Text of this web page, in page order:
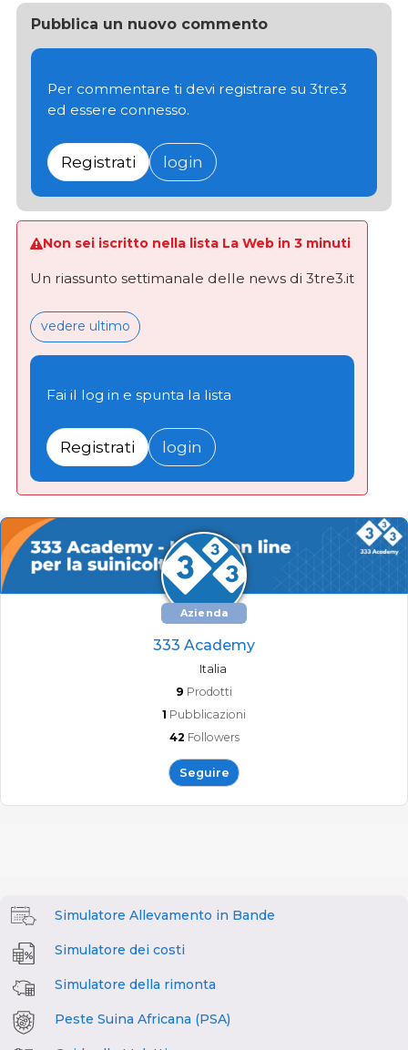
Pubblica un nuovo commento
Per commentare ti devi registrare su 3tre3
ed essere connesso.
Registrati login
Non sei iscritto nella lista La Web in 3 minuti
Un riassunto settimanale delle news di 3tre3.it
vedere ultimo
Fai il log in e spunta la lista
Registrati login
Azienda
333 Academy
Italia
9 Prodotti
1 Pubblicazioni
42 Followers
Seguire
Simulatore Allevamento in Bande
Simulatore dei costi
Simulatore della rimonta
Peste Suina Africana (PSA)